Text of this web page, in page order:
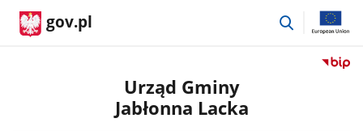
gov.pl
przejdź
Przejdź
Urząd Gminy
Jabłonna Lacka